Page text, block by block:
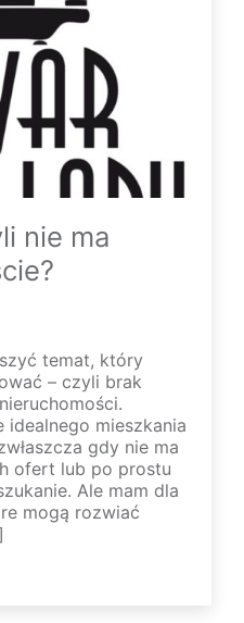
nie ma
temat, który
– czyli brak
idealnego mieszkania
gdy nie ma
ofert lub po prostu
Ale mam dla
mogą rozwiać